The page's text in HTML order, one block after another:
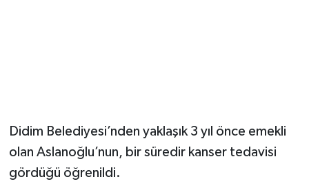
Didim Belediyesi’nden yaklaşık 3 yıl önce emekli
olan Aslanoğlu’nun, bir süredir kanser tedavisi
gördüğü öğrenildi.